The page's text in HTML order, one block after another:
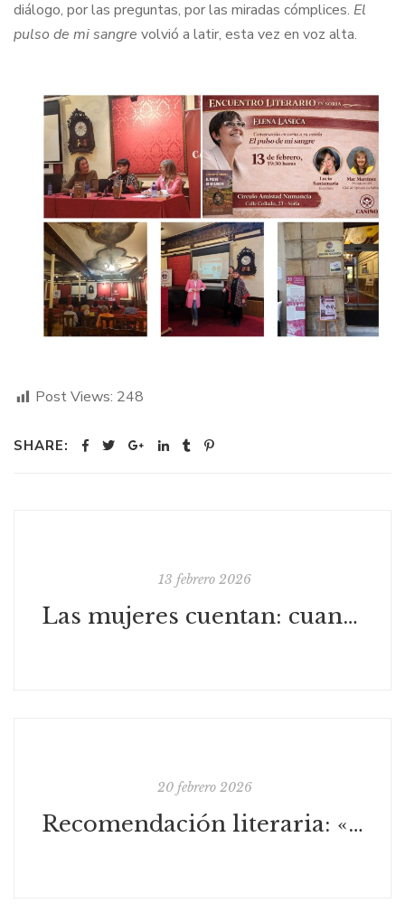
diálogo, por las preguntas, por las miradas cómplices. El
pulso de mi sangre volvió a latir, esta vez en voz alta.
Post Views: 248
SHARE:
13 febrero 2026
Las mujeres cuentan: cuando la palabra toma cuerpo
20 febrero 2026
Recomendación literaria: «Comerás flores» de Lucía Solla Sobral